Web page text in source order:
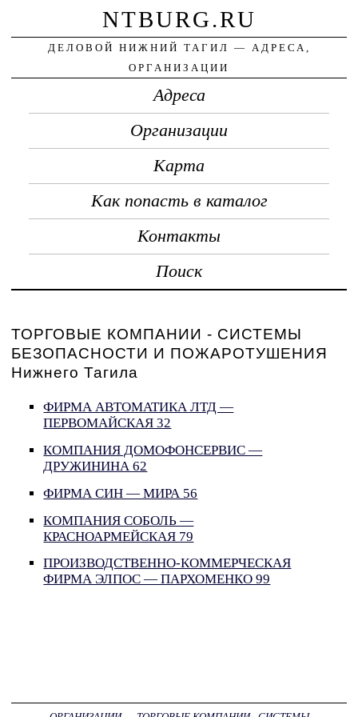
NTBURG.RU
ДЕЛОВОЙ НИЖНИЙ ТАГИЛ — АДРЕСА,
ОРГАНИЗАЦИИ
Адреса
Организации
Карта
Как попасть в каталог
Контакты
Поиск
ТОРГОВЫЕ КОМПАНИИ - СИСТЕМЫ
БЕЗОПАСНОСТИ И ПОЖАРОТУШЕНИЯ
Нижнего Тагила
ФИРМА АВТОМАТИКА ЛТД —
ПЕРВОМАЙСКАЯ 32
КОМПАНИЯ ДОМОФОНСЕРВИС —
ДРУЖИНИНА 62
ФИРМА СИН — МИРА 56
КОМПАНИЯ СОБОЛЬ —
КРАСНОАРМЕЙСКАЯ 79
ПРОИЗВОДСТВЕННО-КОММЕРЧЕСКАЯ
ФИРМА ЭЛПОС — ПАРХОМЕНКО 99